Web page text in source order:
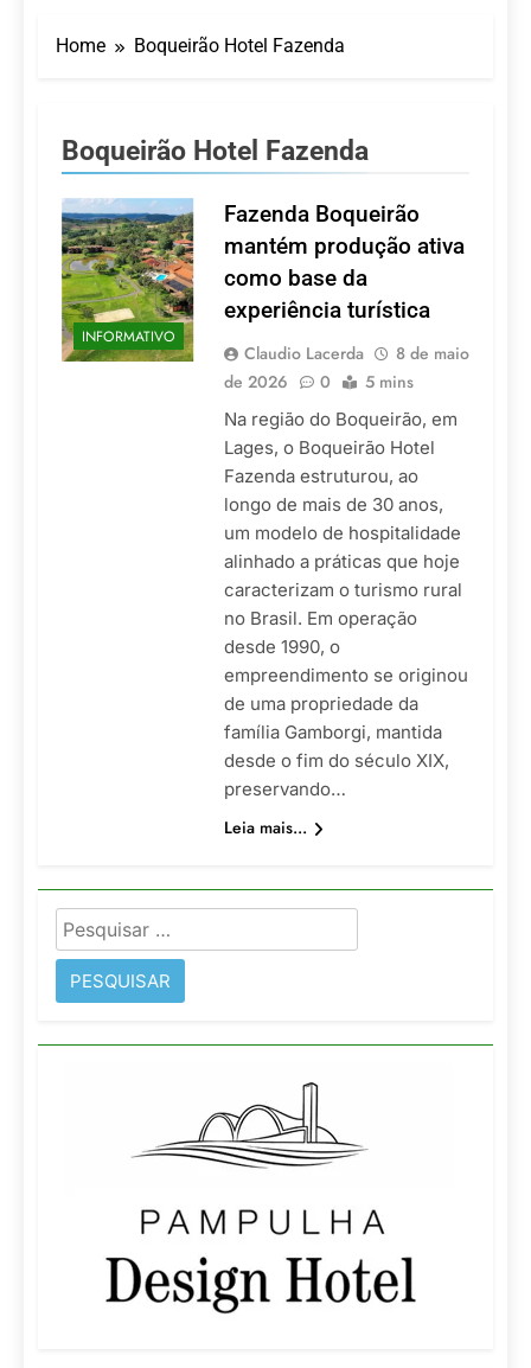
nos aeroportos da
7 De Agosto De 2026
de lazer e corporativo
7 De Agosto De 2026
Executivo com carreira
Balanger assume
comando do Wyndham
São Paulo Ibirapuera
5 De Agosto De 2026
LATAM anuncia 42
rotas na primeira fase
de operação do
Embraer 195-E2
5 De Agosto De 2026
Azul retoma voos
Alegre e Montevidéu
em dezembro
Home Boqueirão Hotel Fazenda
Boqueirão Hotel Fazenda
INFORMATIVO
Fazenda Boqueirão
mantém produção ativa
como base da
experiência turística
Claudio Lacerda
8 de maio
de 2026
0 5 mins
Na região do Boqueirão, em
Lages, o Boqueirão Hotel
Fazenda estruturou, ao
longo de mais de 30 anos,
um modelo de hospitalidade
alinhado a práticas que hoje
caracterizam o turismo rural
no Brasil. Em operação
desde 1990, o
empreendimento se originou
de uma propriedade da
família Gamborgi, mantida
desde o fim do século XIX,
preservando…
Leia mais...
Pesquisar
por: